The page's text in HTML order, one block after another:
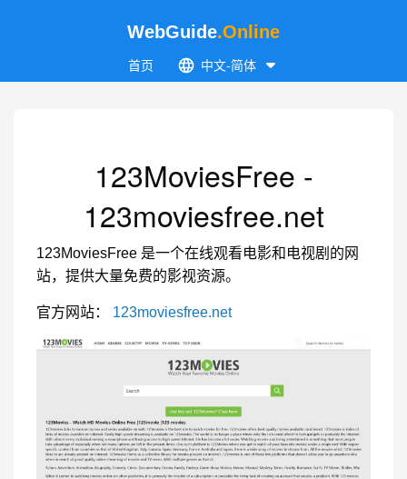
WebGuide.Online
首页 中文-简体
123MoviesFree -
123moviesfree.net
123MoviesFree 是一个在线观看电影和电视剧的网
站，提供大量免费的影视资源。
官方网站： 123moviesfree.net